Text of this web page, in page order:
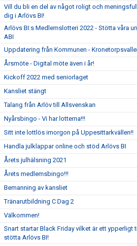
Vill du bli en del av något roligt och
dig i Arlövs BI!
Arlövs BI:s Medlemslotteri 2022 - Stötta våra
ABI
Uppdatering från Kommunen -
Årsmöte - Digital möte även i år!
Kickoff 2022 med seniorlaget
Kansliet stängt
Talang från Arlöv till Allsvenskan
Nyårsbingo - Vi har lotterna!!!
Sitt inte lottlös imorgon på Uppesittarkvällen!!
Handla julklappar online och stöd Arlövs BI
Årets julhälsning 2021
Årets medlemsbingo!!!
Bemanning av kansliet
Tränarutbildning C Dag 2
Välkommen!
Snart startar Black Friday vilket är ett ypperligt
stötta Arlövs BI!